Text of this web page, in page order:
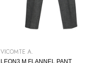
VICOMTE A.
LEON3 M FLANNEL PANT